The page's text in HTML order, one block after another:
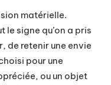
matérielle.
le signe qu’on a pris
de retenir une envie
pour une
ou un objet